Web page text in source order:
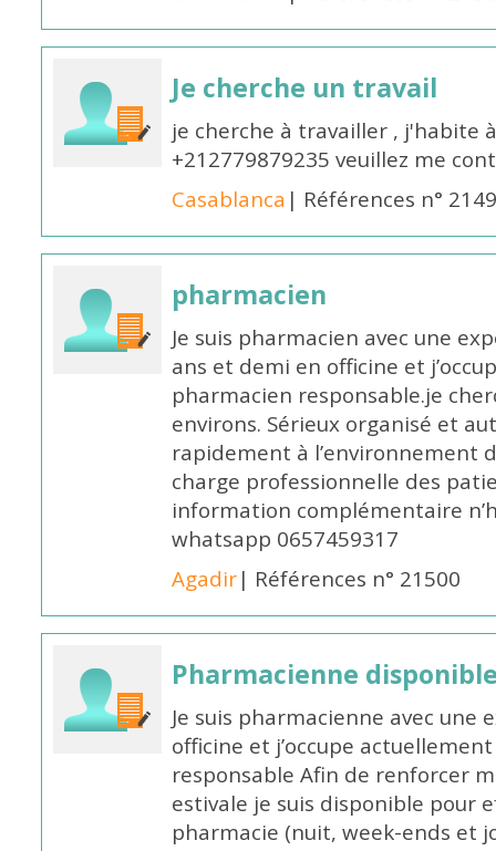
Je cherche un travail
je cherche à travailler , j'habite
+212779879235 veuillez me
Casablanca | Références n°
pharmacien
Je suis pharmacien avec une
ans et demi en officine et
pharmacien responsable.je
environs. Sérieux organisé et
rapidement à l’environnement
charge professionnelle des
information complémentaire
whatsapp 0657459317
Agadir| Références n° 21500
Pharmacienne
Je suis pharmacienne avec
officine et j’occupe
responsable Afin de renforcer
estivale je suis disponible pour
pharmacie (nuit, week-ends et